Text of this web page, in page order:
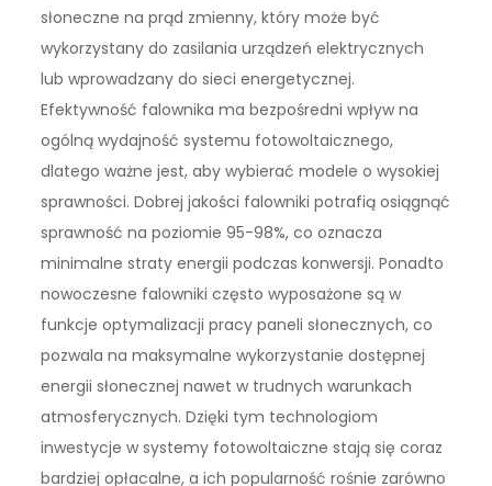
słoneczne na prąd zmienny, który może być
wykorzystany do zasilania urządzeń elektrycznych
lub wprowadzany do sieci energetycznej.
Efektywność falownika ma bezpośredni wpływ na
ogólną wydajność systemu fotowoltaicznego,
dlatego ważne jest, aby wybierać modele o wysokiej
sprawności. Dobrej jakości falowniki potrafią osiągnąć
sprawność na poziomie 95-98%, co oznacza
minimalne straty energii podczas konwersji. Ponadto
nowoczesne falowniki często wyposażone są w
funkcje optymalizacji pracy paneli słonecznych, co
pozwala na maksymalne wykorzystanie dostępnej
energii słonecznej nawet w trudnych warunkach
atmosferycznych. Dzięki tym technologiom
inwestycje w systemy fotowoltaiczne stają się coraz
bardziej opłacalne, a ich popularność rośnie zarówno